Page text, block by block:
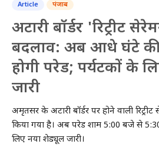
Home
राज्य
ऑटो
मनोरंजन
Article पंजाब
अटारी बॉर्डर 'रिट्रीट
बदलाव: अब आधे घंटे
होगी परेड; पर्यटकों के
जारी
अमृतसर के अटारी बॉर्डर पर होने वाली
किया गया है। अब परेड शाम 5:00 बजे से
लिए नया शेड्यूल जारी।